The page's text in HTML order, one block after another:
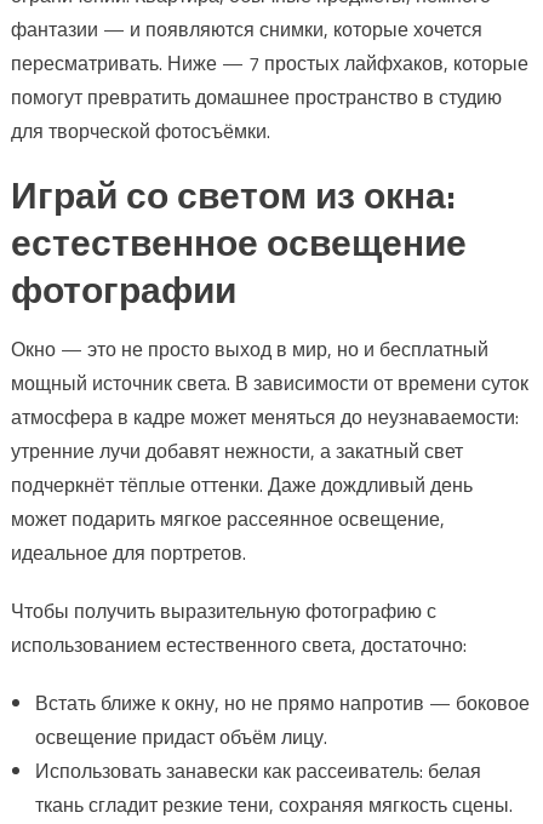
фантазии — и появляются снимки, которые хочется
пересматривать. Ниже — 7 простых лайфхаков, которые
помогут превратить домашнее пространство в студию
для творческой фотосъёмки.
Играй со светом из окна:
естественное освещение
фотографии
Окно — это не просто выход в мир, но и бесплатный
мощный источник света. В зависимости от времени суток
атмосфера в кадре может меняться до неузнаваемости:
утренние лучи добавят нежности, а закатный свет
подчеркнёт тёплые оттенки. Даже дождливый день
может подарить мягкое рассеянное освещение,
идеальное для портретов.
Чтобы получить выразительную фотографию с
использованием естественного света, достаточно:
Встать ближе к окну, но не прямо напротив — боковое
освещение придаст объём лицу.
Использовать занавески как рассеиватель: белая
ткань сгладит резкие тени, сохраняя мягкость сцены.